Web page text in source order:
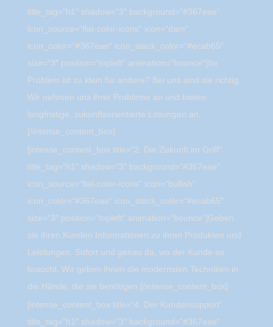
title_tag=“h1″ shadow=“3″ background=“#367eae“
icon_source=“flat-color-icons“ icon=“dam“
icon_color=“#367eae“ icon_stack_color=“#ecab65″
size=“3″ position=“topleft“ animation=“bounce“]Ihr
Problem ist zu klein für andere? Bei uns sind sie richtig.
Wir nehmen uns ihrer Probleme an und bieten
langfristige, zukunftsorientierte Lösungen an.
[/intense_content_box]
[intense_content_box title=“2. Die Zukunft im Griff“
title_tag=“h1″ shadow=“3″ background=“#367eae“
icon_source=“flat-color-icons“ icon=“bullish“
icon_color=“#367eae“ icon_stack_color=“#ecab65″
size=“3″ position=“topleft“ animation=“bounce“]Geben
sie ihren Kunden Informationen zu ihren Produkten und
Leistungen. Sofort und genau da, wo der Kunde es
braucht. Wir geben ihnen die modernsten Techniken in
die Hände, die sie benötigen.[/intense_content_box]
[intense_content_box title=“4. Der Kundensupport“
title_tag=“h1″ shadow=“3″ background=“#367eae“